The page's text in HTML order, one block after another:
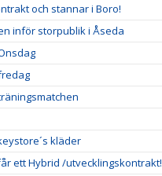
och stannar i Boro!
inför storpublik i Åseda
kläder
ett Hybrid /utvecklingskontrakt!